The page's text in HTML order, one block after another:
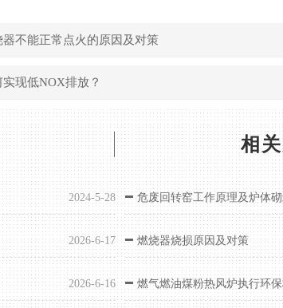
不能正常点火的原因及对策
现低NOX排放？
相关
2024-5-28 危废回转窑工作原理及炉体
2026-6-17 燃烧器烧损原因及对策
2026-6-16 燃气燃油煤粉热风炉执行环